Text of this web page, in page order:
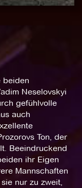
beiden
Neselovskyi
gefühlvolle
auch
Ton, der
Beeindruckend
ihr Eigen
Mannschaften
nur zu zweit,